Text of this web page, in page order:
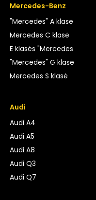
Mercedes-Benz
"Mercedes" A klasė
Mercedes C klasė
E klasės "Mercedes
"Mercedes" G klasė
Mercedes S klasė
Audi
Audi A4
Audi A5
Audi A8
Audi Q3
Audi Q7